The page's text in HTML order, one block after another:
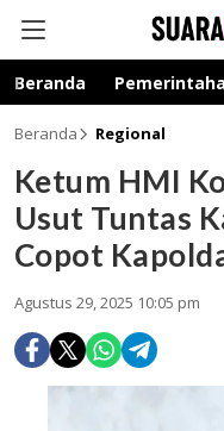
suarakarsa.com
Informasi
Beranda
Beranda Regional
Ketum HMI
Usut Tuntas
Copot
Agustus 29, 2025 10:05 pm